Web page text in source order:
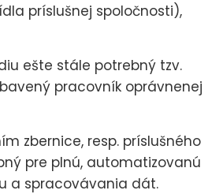
príslušnej spoločnosti),
ešte stále potrebný tzv.
pracovník oprávnenej
zbernice, resp. príslušného
pre plnú, automatizovanú
a spracovávania dát.